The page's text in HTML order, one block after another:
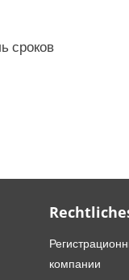
сроков
компании